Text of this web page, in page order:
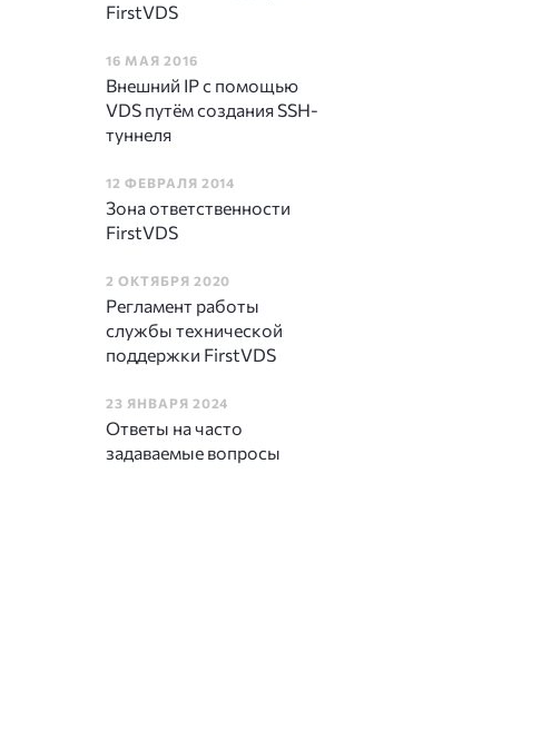
FirstVDS
16 МАЯ 2016
Внешний IP с помощью
VDS путём создания SSH-
туннеля
12 ФЕВРАЛЯ 2014
Зона ответственности
FirstVDS
2 ОКТЯБРЯ 2020
Регламент работы
службы технической
поддержки FirstVDS
23 ЯНВАРЯ 2024
Ответы на часто
задаваемые вопросы